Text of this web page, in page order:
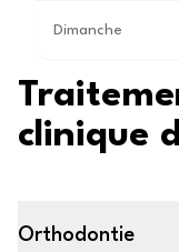
Dimanche
clinique
Orthodontie